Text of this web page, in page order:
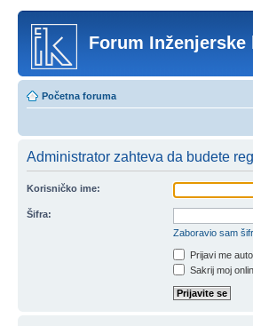
Forum Inženjerske
Početna foruma
Administrator zahteva da budete
Korisničko ime:
Šifra:
Zaboravio sam
Prijavi me
Sakrij moj